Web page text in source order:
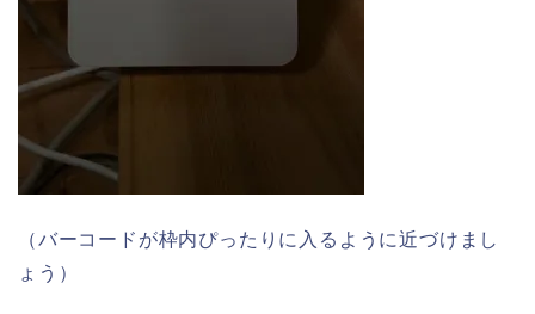
（バーコードが枠内ぴったりに入るように近づけまし
ょう）